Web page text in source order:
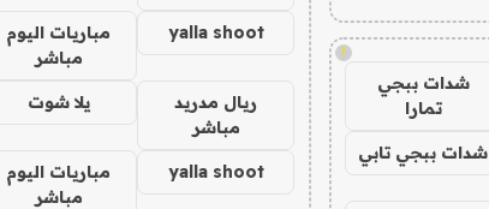
!
شدات ببجي
تمارا
شدات ببجي تابي
yalla shoot
مباريات اليوم
مباشر
ريال مدريد
مباشر
يلا شوت
yalla shoot
مباريات اليوم
مباشر